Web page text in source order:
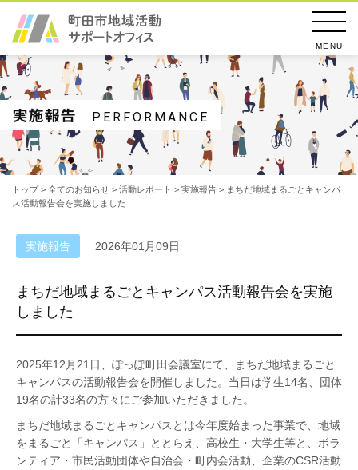
MENU
実施報告 PERFORMANCE
トップ> 全てのお知らせ > 活動レポート > 実施報告 > まちだ地域まるごとキャンパ
ス活動報告会を実施しました
実施報告 2026年01月09日
まちだ地域まるごとキャンパス活動報告会を実施
しました
2025年12月21日、ぽっぽ町田会議室にて、まちだ地域まるごと
キャンパスの活動報告会を開催しました。当日は学生14名、団体
19名の計33名の方々にご参加いただきました。
まちだ地域まるごとキャンパスとは今年度始まった事業で、地域
をまるごと「キャンパス」ととらえ、高校生・大学生等と、ボラ
ンティア・市民活動団体や自治会・町内会活動、企業のCSR活動